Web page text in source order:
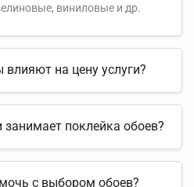
виниловые и др.
на цену услуги?
поклейка обоев?
с выбором обоев?